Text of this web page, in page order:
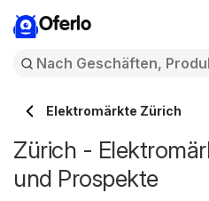
Oferlo
Elektromärkte Zürich
Zürich -
und Prospekte